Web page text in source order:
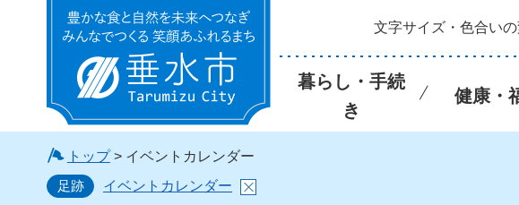
垂水市 文字サイズ・色合い
暮らし・手続
き
健康・
トップ> イベントカレンダー
足跡
イベントカレンダー